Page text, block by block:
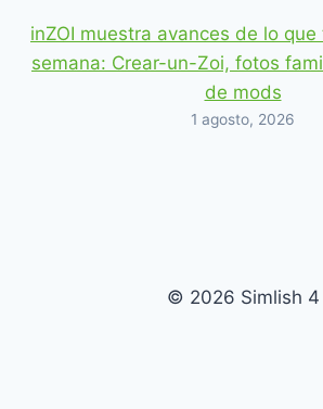
inZOI muestra avances de lo
semana: Crear-un-Zoi, fotos
de mods
1 agosto, 2026
© 2026 Simlish 4